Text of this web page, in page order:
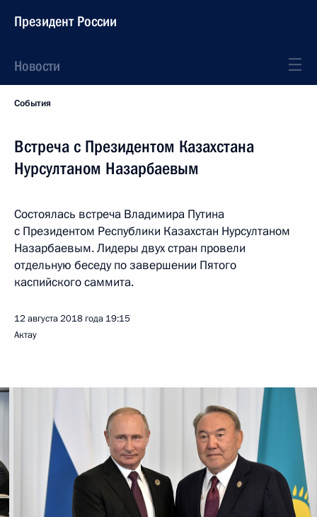
Президент России
Новости
События
Встреча с Президентом Казахстана
Нурсултаном Назарбаевым
Состоялась встреча Владимира Путина
с Президентом Республики Казахстан Нурсултаном
Назарбаевым. Лидеры двух стран провели
отдельную беседу по завершении Пятого
каспийского саммита.
12 августа 2018 года 19:15
Актау